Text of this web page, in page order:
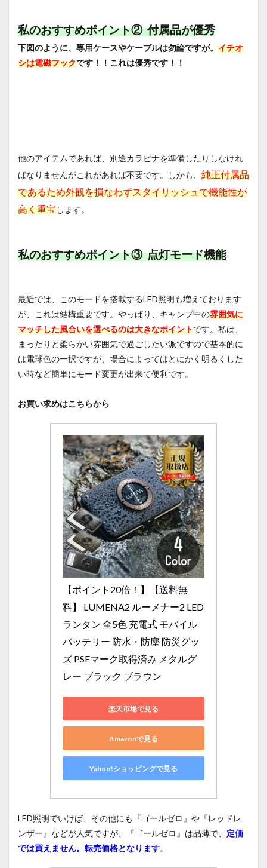
私のおすすめポイント② 付属品が優秀
下図のように、専用ケースやケーブルは勿論ですが。 イチオ
シは電磁フックです！！これは優秀です！！
他のアイテムであれば、別途カラビナを準備したりしなけれ
ばなりませんがこれがあれば不要です。しかも、 純正付属品
であるため外観を損なわずスタイリッシュで機能性が
高く重宝します。
私のおすすめポイント③ 点灯モード機能
最近では、このモードを搭載するLED照明も増えております
が、これは結構重要です。やっぱり、キャンプ中の雰囲気に
マッチした風合いを選べるのは大きなポイントです。私は、
まったりと柔らかい雰囲気で過ごしたい派ですので基本的に
は電球色の一択ですが、場合によってはとにかく明るくした
い時など簡単にモード変更が出来て便利です。
お買い求めはこちらから
【ポイント20倍！】【送料無
料】 LUMENA2 ルーメナー2 LED
ランタン 全5色 充電式 モバイル
バッテリー 防水・防塵 防災グッ
ズ PSEマーク取得済み メタルグ
レー ブラック ブラウン
楽天市場で見る
Amazonで見る
Yahoo!ショッピングで見る
LED照明でいけば、その他にも『ゴールゼロ』や『レッドレ
ンザー』などが人気ですが、『ゴールゼロ』は品薄で、 定価
では買えません。転売価格となります。